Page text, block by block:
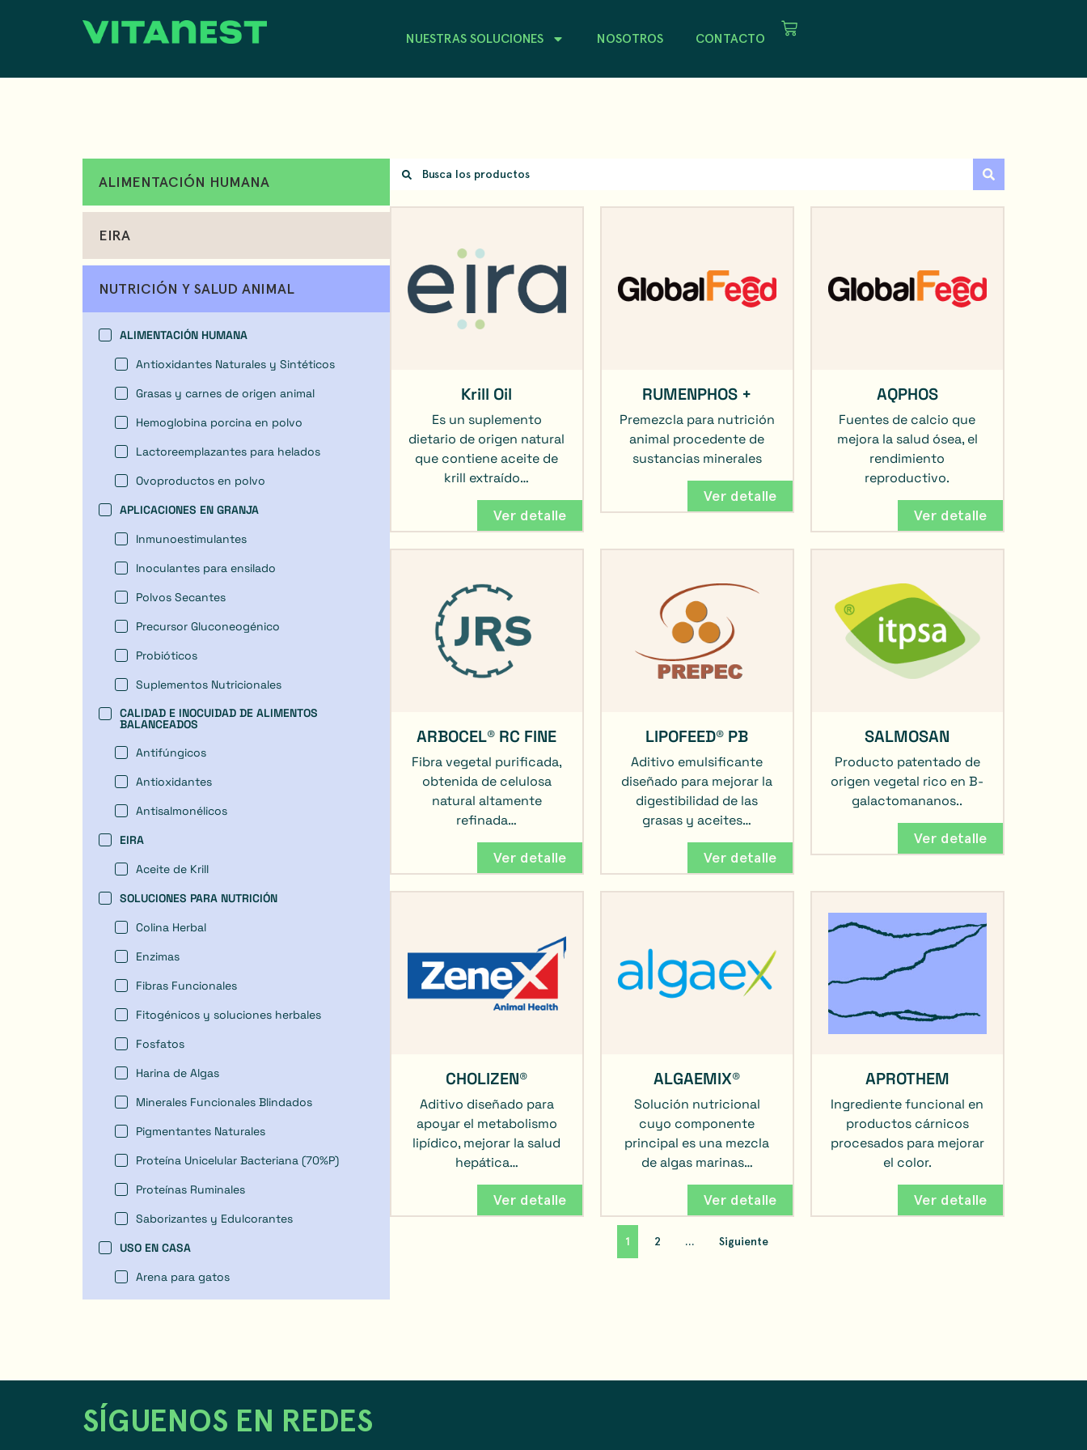
NUESTRAS SOLUCIONES NOSOTROS CONTACTO
ALIMENTACIÓN HUMANA
EIRA
NUTRICIÓN Y SALUD ANIMAL
ALIMENTACIÓN HUMANA
Antioxidantes Naturales y Sintéticos
Grasas y carnes de origen animal
Hemoglobina porcina en polvo
Lactoreemplazantes para helados
Ovoproductos en polvo
APLICACIONES EN GRANJA
Inmunoestimulantes
Inoculantes para ensilado
Polvos Secantes
Precursor Gluconeogénico
Probióticos
Suplementos Nutricionales
CALIDAD E INOCUIDAD DE ALIMENTOS
BALANCEADOS
Antifúngicos
Antioxidantes
Antisalmonélicos
EIRA
Aceite de Krill
SOLUCIONES PARA NUTRICIÓN
Colina Herbal
Enzimas
Fibras Funcionales
Fitogénicos y soluciones herbales
Fosfatos
Harina de Algas
Minerales Funcionales Blindados
Pigmentantes Naturales
Proteína Unicelular Bacteriana (70%P)
Proteínas Ruminales
Saborizantes y Edulcorantes
USO EN CASA
Arena para gatos
Krill Oil
Es un suplemento
dietario de origen natural
que contiene aceite de
krill extraído…
Ver detalle
RUMENPHOS +
Premezcla para nutrición
animal procedente de
sustancias minerales
Ver detalle
AQPHOS
Fuentes de calcio que
mejora la salud ósea, el
rendimiento
reproductivo.
Ver detalle
ARBOCEL® RC FINE
Fibra vegetal purificada,
obtenida de celulosa
natural altamente
refinada…
Ver detalle
LIPOFEED® PB
Aditivo emulsificante
diseñado para mejorar la
digestibilidad de las
grasas y aceites…
Ver detalle
SALMOSAN
Producto patentado de
origen vegetal rico en B-
galactomananos..
Ver detalle
CHOLIZEN®
Aditivo diseñado para
apoyar el metabolismo
lipídico, mejorar la salud
hepática…
Ver detalle
ALGAEMIX®
Solución nutricional
cuyo componente
principal es una mezcla
de algas marinas…
Ver detalle
APROTHEM
Ingrediente funcional en
productos cárnicos
procesados para mejorar
el color.
Ver detalle
1 2 … Siguiente
SÍGUENOS EN REDES